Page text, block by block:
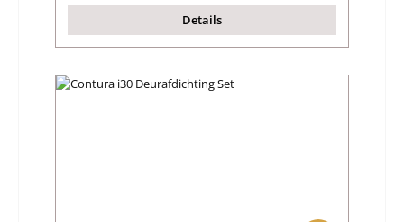
Details